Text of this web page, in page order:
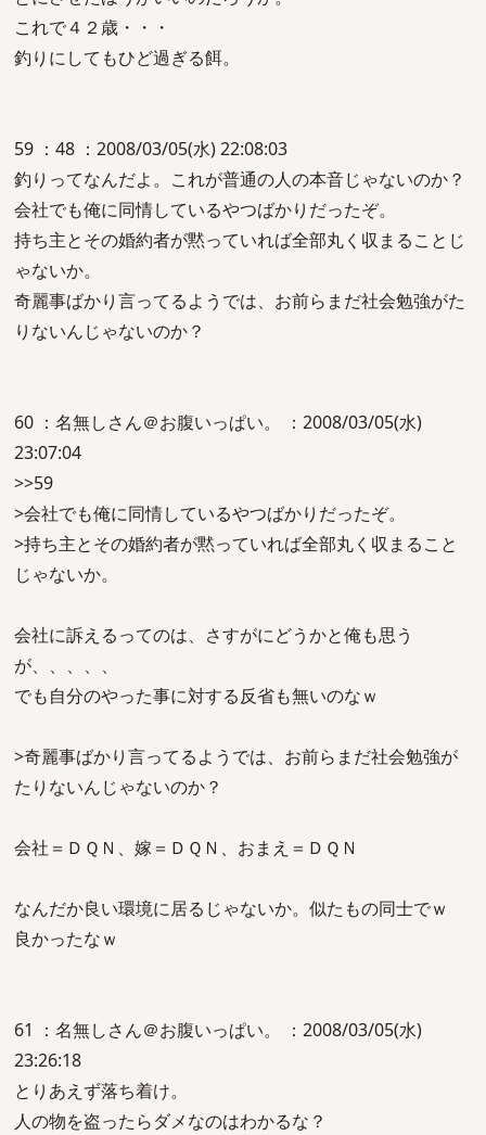
これで４２歳・・・
釣りにしてもひど過ぎる餌。
59 ：48 ：2008/03/05(水) 22:08:03
釣りってなんだよ。これが普通の人の本音じゃないのか？
会社でも俺に同情しているやつばかりだったぞ。
持ち主とその婚約者が黙っていれば全部丸く収まることじ
ゃないか。
奇麗事ばかり言ってるようでは、お前らまだ社会勉強がた
りないんじゃないのか？
60 ：名無しさん＠お腹いっぱい。 ：2008/03/05(水)
23:07:04
>>59
>会社でも俺に同情しているやつばかりだったぞ。
>持ち主とその婚約者が黙っていれば全部丸く収まること
じゃないか。
会社に訴えるってのは、さすがにどうかと俺も思う
が、、、、、
でも自分のやった事に対する反省も無いのなｗ
>奇麗事ばかり言ってるようでは、お前らまだ社会勉強が
たりないんじゃないのか？
会社＝ＤＱＮ、嫁＝ＤＱＮ、おまえ＝ＤＱＮ
なんだか良い環境に居るじゃないか。似たもの同士でｗ
良かったなｗ
61 ：名無しさん＠お腹いっぱい。 ：2008/03/05(水)
23:26:18
とりあえず落ち着け。
人の物を盗ったらダメなのはわかるな？